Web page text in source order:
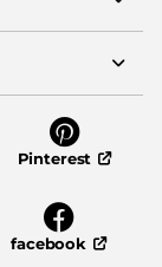
Pinterest
facebook